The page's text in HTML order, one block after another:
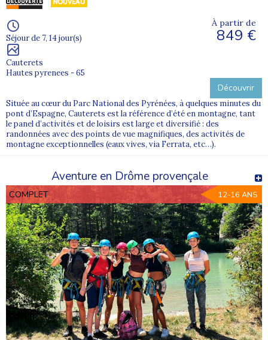
Séjour de 7, 14 jour(s)
Cauterets
Hautes pyrenees - 65
À partir de
849 €
Découvrir
Située au cœur du Parc National des Pyrénées, à quelques minutes du
pont d’Espagne, Cauterets est la référence d’été en montagne, tant
le panel d’activités et de loisirs est large et diversifié : des
randonnées avec des points de vue magnifiques, des activités de
montagne exceptionnelles (eaux vives, via Ferrata, etc…).
Aventure en Drôme provençale
COMPLET 12-16 ANS